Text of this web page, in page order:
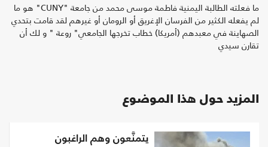
ما فعلته الطالبة اليمنية فاطمة موسى محمد من جامعة "CUNY" هو ما
لم يفعله الكثير من الفرسان الإغريق أو الرومان أو غيرهم لقد قامت بتحدي
الصهاينة في معبدهم (أمريكا) خطاب تخرجها الجامعي" روعة " و لك أن
تقارن سيدي
المزيد حول هذا الموضوع
يتمنَّعون وهم الراغبون